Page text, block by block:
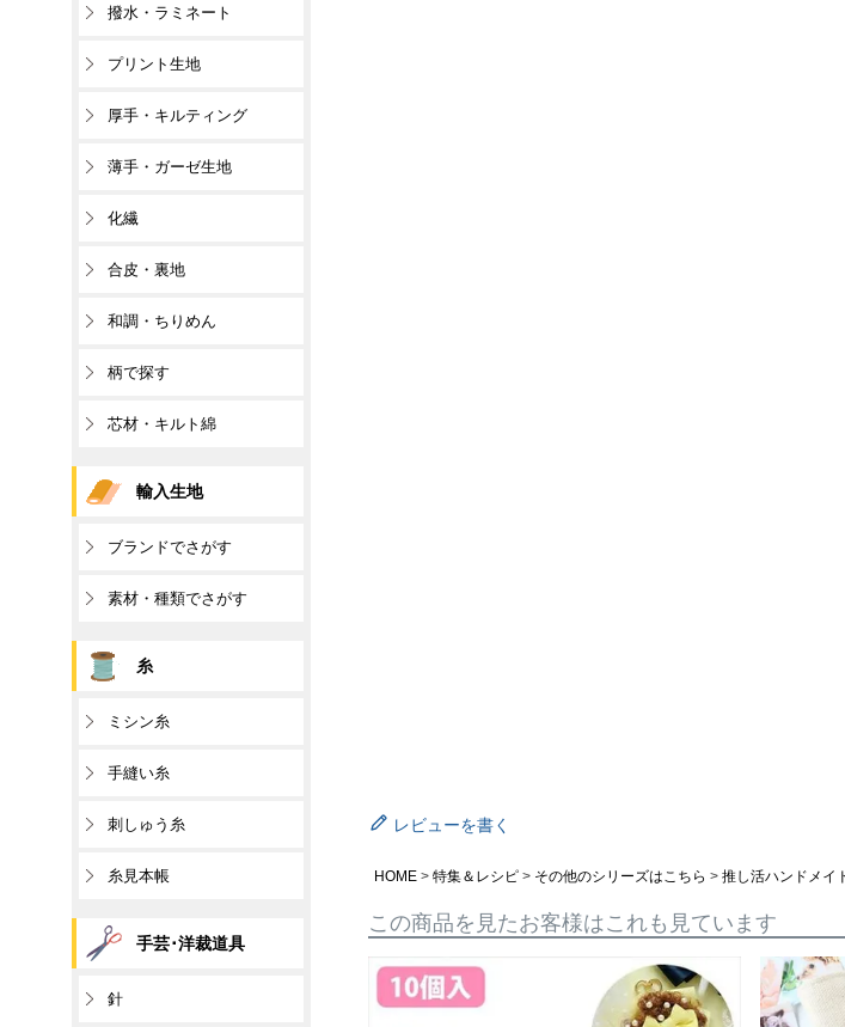
レビューを書く
HOME 特集＆レシピ その他のシリーズはこちら 推し活ハンドメイ
この商品を見たお客様はこれも見ています
撥水・ラミネート
プリント生地
厚手・キルティング
薄手・ガーゼ生地
化繊
合皮・裏地
和調・ちりめん
柄で探す
芯材・キルト綿
輸入生地
ブランドでさがす
素材・種類でさがす
糸
ミシン糸
手縫い糸
刺しゅう糸
糸見本帳
手芸･洋裁道具
針